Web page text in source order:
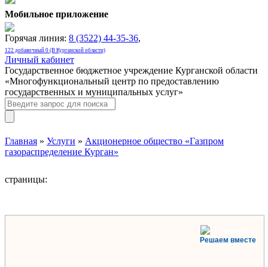
Мобильное приложение
Горячая линия: 8 (3522) 44-35-36,
122 добавочный 0 (В Курганской области)
Личный кабинет
Государственное бюджетное учреждение Курганской области
«Многофункциональный центр по предоставлению
государственных и муниципальных услуг»
Главная » Услуги » Акционерное общество «Газпром
газораспределение Курган»
страницы:
Решаем вместе